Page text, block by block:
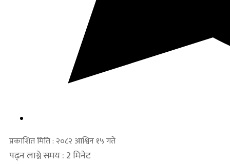
प्रकाशित मिति : २०८२ आश्विन १५ गते
पढ्न लाग्ने समय : 2 मिनेट